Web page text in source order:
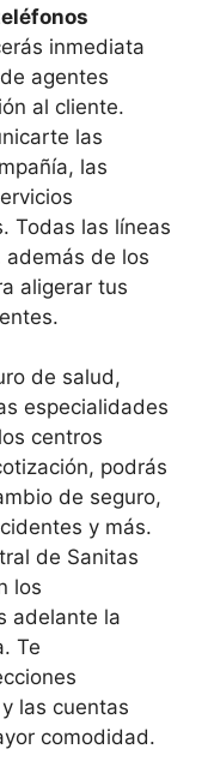
inmediata
agentes
al cliente.
las
las
Todas las líneas
de los
aligerar tus
de salud,
especialidades
centros
podrás
de seguro,
y más.
de Sanitas
los
adelante la
Te
las cuentas
comodidad.